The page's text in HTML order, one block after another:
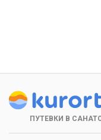
ПУТЕВКИ В